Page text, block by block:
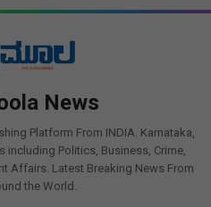
News
Platform From INDIA. Karnataka,
including Politics, Business, Crime,
Affairs. Latest Breaking News From
the World.